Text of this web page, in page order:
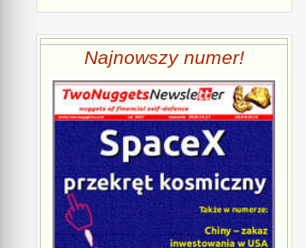
Najnowszy numer!